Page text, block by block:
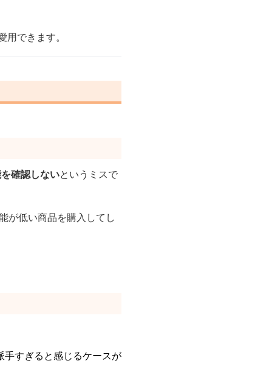
できます。
確認しないというミスで
が低い商品を購入してし
手すぎると感じるケースが